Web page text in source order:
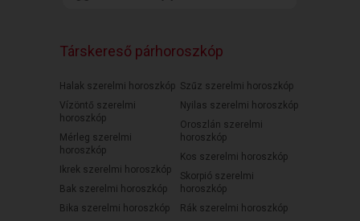
Társkereső párhoroszkóp
Halak szerelmi horoszkóp
Vízöntő szerelmi
horoszkóp
Mérleg szerelmi
horoszkóp
Ikrek szerelmi horoszkóp
Bak szerelmi horoszkóp
Bika szerelmi horoszkóp
Szűz szerelmi horoszkóp
Nyilas szerelmi horoszkóp
Oroszlán szerelmi
horoszkóp
Kos szerelmi horoszkóp
Skorpió szerelmi
horoszkóp
Rák szerelmi horoszkóp